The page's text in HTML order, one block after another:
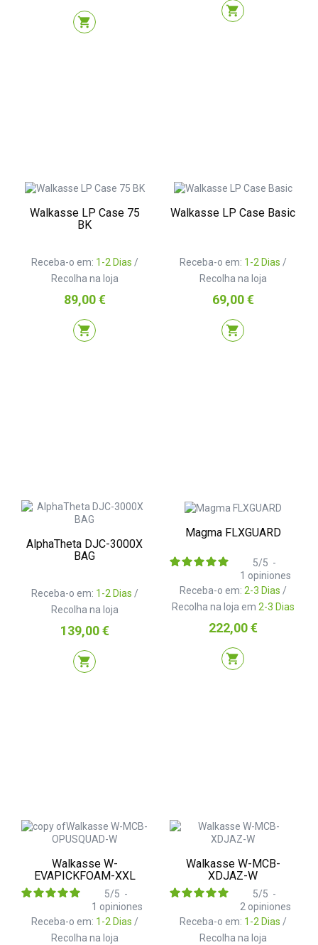
shopping_cart
shopping_cart
Walkasse LP Case 75
BK
Receba-o em: 1-2 Dias /
Recolha na loja
Preço
89,00 €
shopping_cart
Walkasse LP Case Basic
Receba-o em: 1-2 Dias /
Recolha na loja
Preço
69,00 €
shopping_cart
AlphaTheta DJC-3000X
BAG
Receba-o em: 1-2 Dias /
Recolha na loja
Preço
139,00 €
shopping_cart
Magma FLXGUARD
Receba-o em: 2-3 Dias /
Recolha na loja em 2-3 Dias
5/5 -
1 opiniones
Preço
222,00 €
shopping_cart
Walkasse W-
EVAPICKFOAM-XXL
Receba-o em: 1-2 Dias /
Recolha na loja
5/5 -
1 opiniones
Walkasse W-MCB-
XDJAZ-W
Receba-o em: 1-2 Dias /
Recolha na loja
5/5 -
2 opiniones